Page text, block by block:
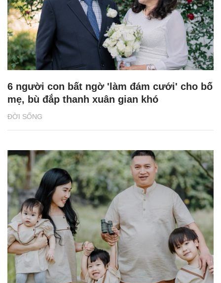
ĐỜI SỐNG
6 người con bất ngờ 'làm đám cưới' cho bố
mẹ, bù đắp thanh xuân gian khó